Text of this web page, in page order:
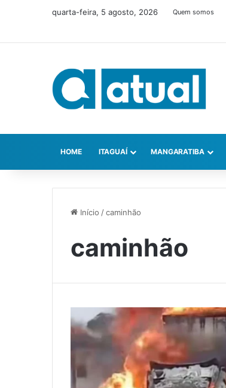
quarta-feira, 5 agosto, 2026 Quem somos
HOME ITAGUAÍ MANGARATIBA
Início /caminhão
caminhão